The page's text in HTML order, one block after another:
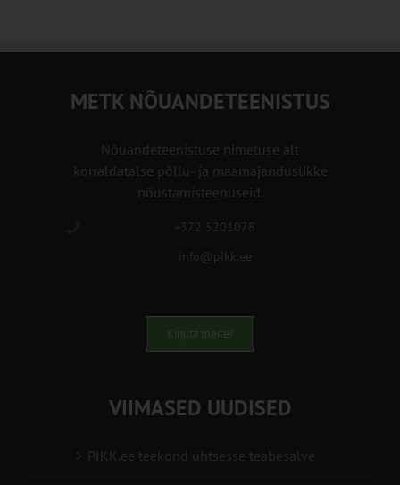
METK NÕUANDETEENISTUS
Nõuandeteenistuse nimetuse alt
korraldatalse põllu- ja maamajanduslikke
nõustamisteenuseid.
+372 5201078
info@pikk.ee
Kirjuta meile!
VIIMASED UUDISED
PIKK.ee teekond ühtsesse teabesalve